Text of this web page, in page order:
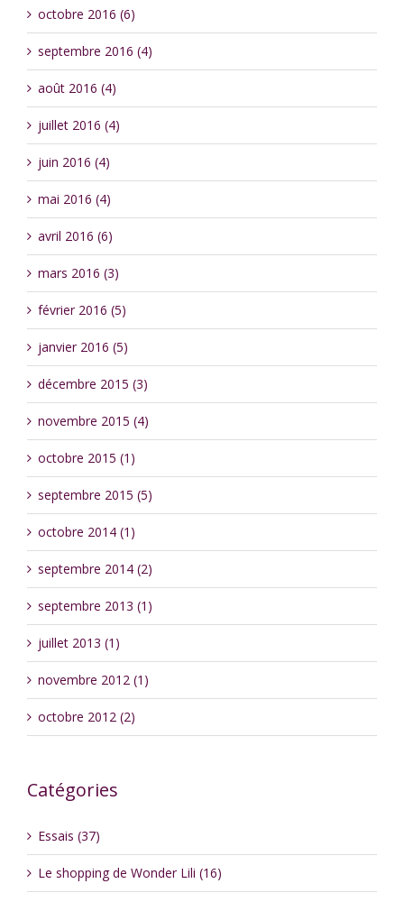
octobre 2016 (6)
septembre 2016 (4)
août 2016 (4)
juillet 2016 (4)
juin 2016 (4)
mai 2016 (4)
avril 2016 (6)
mars 2016 (3)
février 2016 (5)
janvier 2016 (5)
décembre 2015 (3)
novembre 2015 (4)
octobre 2015 (1)
septembre 2015 (5)
octobre 2014 (1)
septembre 2014 (2)
septembre 2013 (1)
juillet 2013 (1)
novembre 2012 (1)
octobre 2012 (2)
Catégories
Essais (37)
Le shopping de Wonder Lili (16)